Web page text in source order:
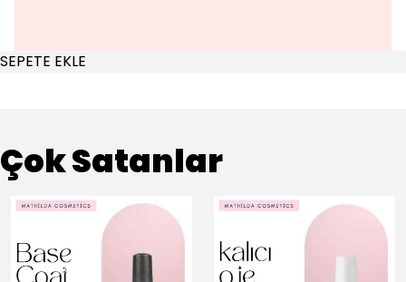
SEPETE EKLE
Çok Satanlar